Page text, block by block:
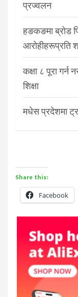
प्रज्वलन
हङकङमा ब्रोड
आरोहीहरूप्रति
कक्षा ८ पूरा
शिक्षा
मधेस प्रदेशमा
Share this:
Facebook